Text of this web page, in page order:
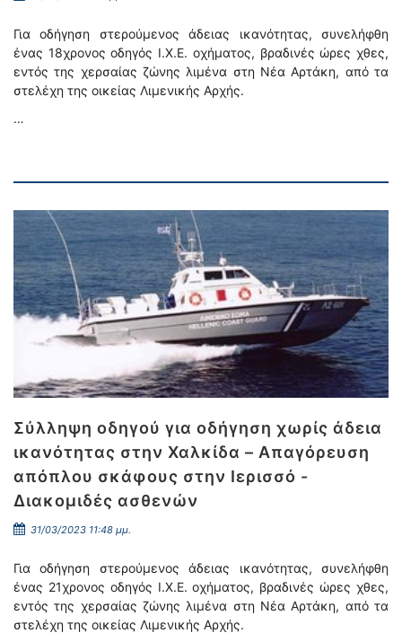
Για οδήγηση στερούμενος άδειας ικανότητας, συνελήφθη
ένας 18χρονος οδηγός Ι.Χ.Ε. οχήματος, βραδινές ώρες χθες,
εντός της χερσαίας ζώνης λιμένα στη Νέα Αρτάκη, από τα
στελέχη της οικείας Λιμενικής Αρχής.
…
Σύλληψη οδηγού για οδήγηση χωρίς άδεια
ικανότητας στην Χαλκίδα – Απαγόρευση
απόπλου σκάφους στην Ιερισσό -
Διακομιδές ασθενών
31/03/2023 11:48 μμ.
Για οδήγηση στερούμενος άδειας ικανότητας, συνελήφθη
ένας 21χρονος οδηγός Ι.Χ.Ε. οχήματος, βραδινές ώρες χθες,
εντός της χερσαίας ζώνης λιμένα στη Νέα Αρτάκη, από τα
στελέχη της οικείας Λιμενικής Αρχής.